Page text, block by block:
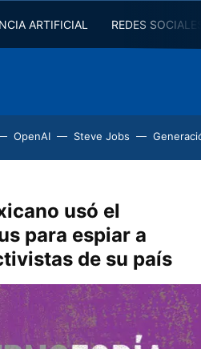
ARTIFICIAL REDES
OpenAI Steve Jobs
usó el
para espiar a
de su país